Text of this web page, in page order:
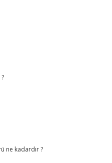
ne kadardır ?